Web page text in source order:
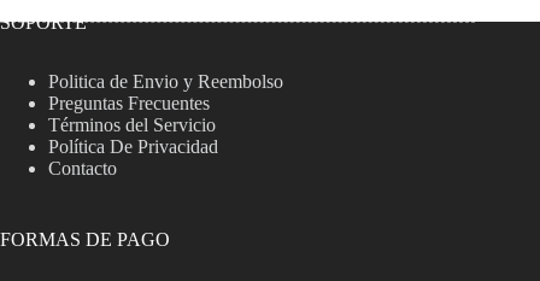
SOPORTE
Politica de Envio y Reembolso
Preguntas Frecuentes
Términos del Servicio
Política De Privacidad
Contacto
FORMAS DE PAGO